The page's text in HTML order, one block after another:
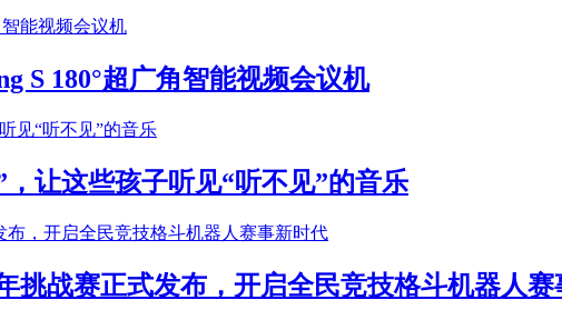
S 180°超广角智能视频会议机
让这些孩子听见“听不见”的音乐
挑战赛正式发布，开启全民竞技格斗机器人赛